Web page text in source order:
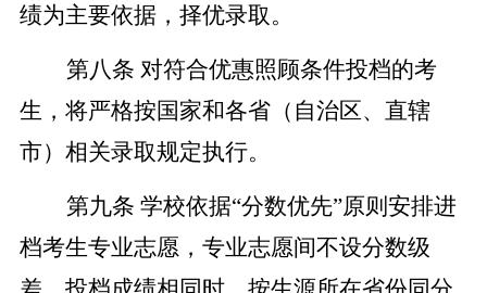
绩为主要依据，择优录取。
第八条 对符合优惠照顾条件投档的考
生，将严格按国家和各省（自治区、直辖
市）相关录取规定执行。
第九条 学校依据“分数优先”原则安排进
档考生专业志愿，专业志愿间不设分数级